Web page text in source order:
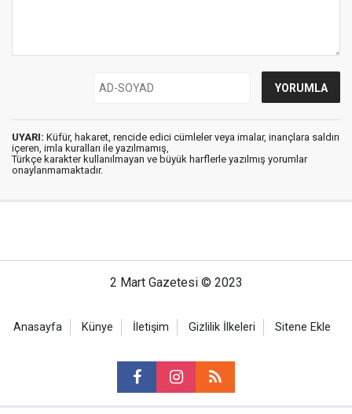
UYARI: Küfür, hakaret, rencide edici cümleler veya imalar, inançlara saldırı
içeren, imla kuralları ile yazılmamış,
Türkçe karakter kullanılmayan ve büyük harflerle yazılmış yorumlar
onaylanmamaktadır.
2 Mart Gazetesi © 2023
Anasayfa Künye İletişim Gizlilik İlkeleri Sitene Ekle